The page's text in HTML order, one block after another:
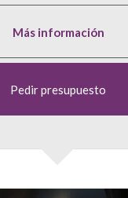
Más información
Pedir presupuesto